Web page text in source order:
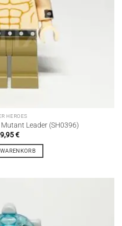
HEROES
Mutant Leader (SH0396)
€